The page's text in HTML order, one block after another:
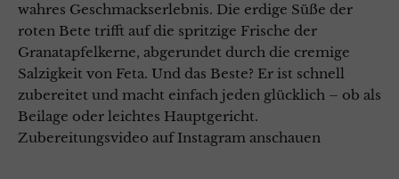
wahres Geschmackserlebnis. Die erdige Süße der
roten Bete trifft auf die spritzige Frische der
Granatapfelkerne, abgerundet durch die cremige
Salzigkeit von Feta. Und das Beste? Er ist schnell
zubereitet und macht einfach jeden glücklich – ob als
Beilage oder leichtes Hauptgericht.
Zubereitungsvideo auf Instagram anschauen